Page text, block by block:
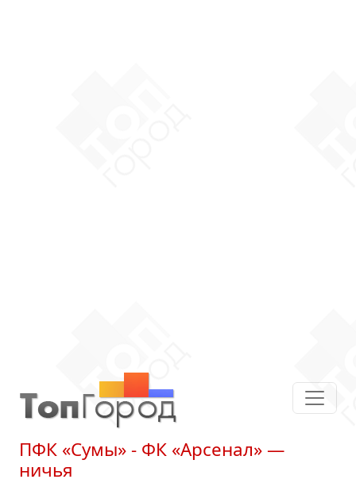
ПФК «Сумы» - ФК «Арсенал» —
ничья